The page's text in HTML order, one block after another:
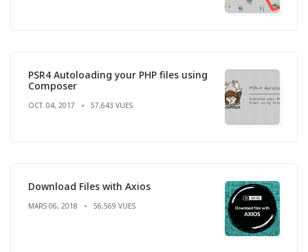
PSR4 Autoloading your PHP files using
Composer
OCT. 04, 2017 57,643 VUES
Download Files with Axios
MARS 06, 2018 56,569 VUES